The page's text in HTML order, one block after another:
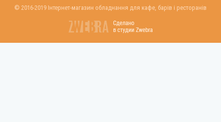
© 2016-2019 Інтернет-магазин обладнання для кафе, барів і ресторанів